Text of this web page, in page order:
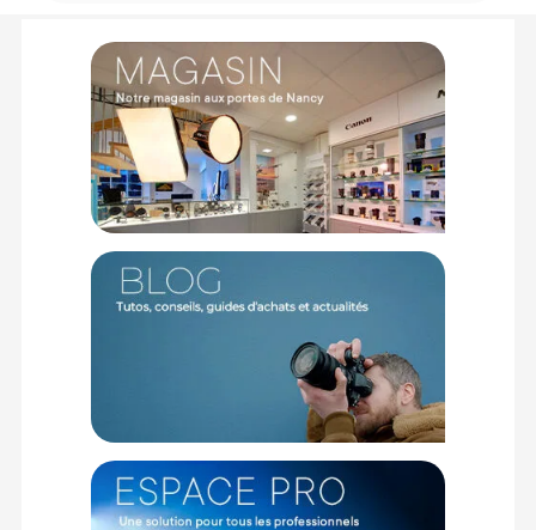
Code EAN Caruba Poignée flottante pour GoPro (Noir / Jaune) -
Accessoires Gopro - Achat et prix :
8718485011580
Garantie 3 ans
(1) Nombre de points Fidélité estimés, hors remises au panier, basé
sur le prix TTC en €, les points seront effectivement calculés dans le